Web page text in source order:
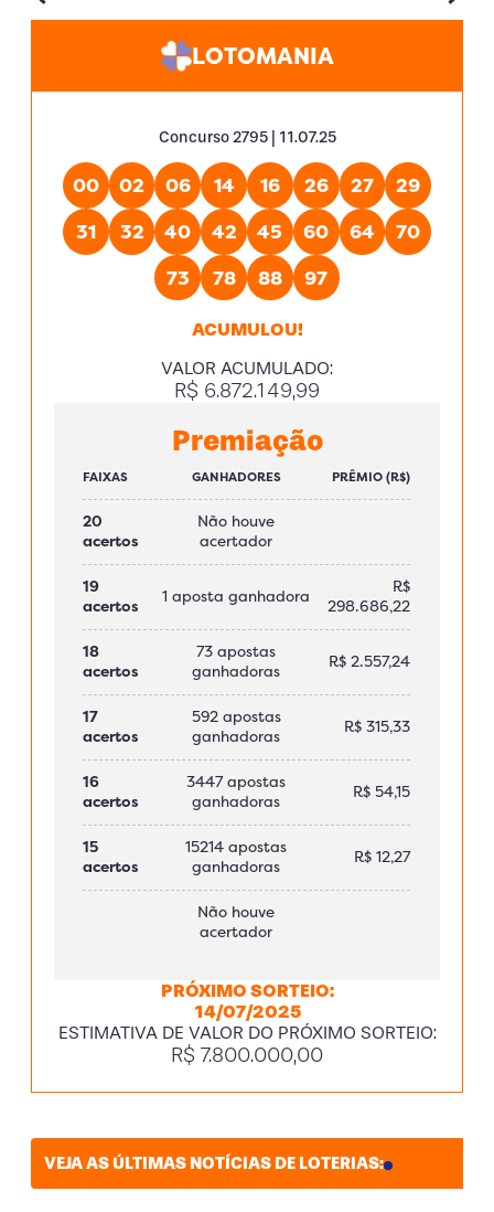
LOTOMANIA
Concurso 2795 | 11.07.25
00 02 06 14 16 26 27
29
31
32 40 42 45 60 64
70
73
78 88 97
ACUMULOU!
VALOR ACUMULADO:
R$ 6.872.149,99
Premiação
FAIXAS GANHADORES PRÊMIO (R$)
20
acertos
Não houve
acertador
19
acertos
1 aposta ganhadora
R$
298.686,22
18
acertos
73 apostas
ganhadoras
R$ 2.557,24
17
acertos
592 apostas
ganhadoras
R$ 315,33
16
acertos
3447 apostas
ganhadoras
R$ 54,15
15
acertos
15214 apostas
ganhadoras
R$ 12,27
Não houve
acertador
PRÓXIMO SORTEIO:
14/07/2025
ESTIMATIVA DE VALOR DO PRÓXIMO SORTEIO:
R$ 7.800.000,00
VEJA AS ÚLTIMAS NOTÍCIAS DE LOTERIAS: